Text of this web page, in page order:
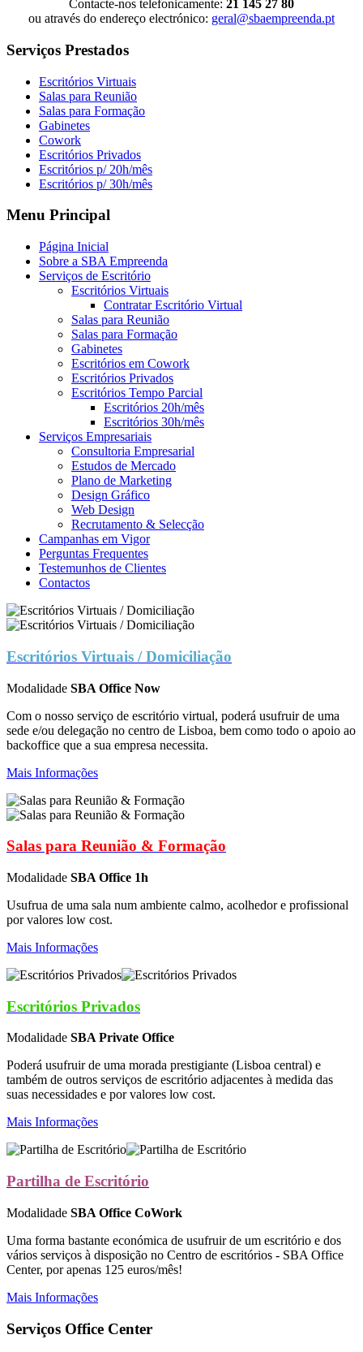
Contacte-nos telefonicamente: 21 145 27 80
ou através do endereço electrónico: geral@sbaempreenda.pt
Serviços Prestados
Escritórios Virtuais
Salas para Reunião
Salas para Formação
Gabinetes
Cowork
Escritórios Privados
Escritórios p/ 20h/mês
Escritórios p/ 30h/mês
Menu Principal
Página Inicial
Sobre a SBA Empreenda
Serviços de Escritório
Escritórios Virtuais
Contratar Escritório Virtual
Salas para Reunião
Salas para Formação
Gabinetes
Escritórios em Cowork
Escritórios Privados
Escritórios Tempo Parcial
Escritórios 20h/mês
Escritórios 30h/mês
Serviços Empresariais
Consultoria Empresarial
Estudos de Mercado
Plano de Marketing
Design Gráfico
Web Design
Recrutamento & Selecção
Campanhas em Vigor
Perguntas Frequentes
Testemunhos de Clientes
Contactos
Escritórios Virtuais / Domiciliação
Modalidade SBA Office Now
Com o nosso serviço de escritório virtual, poderá usufruir de uma
sede e/ou delegação no centro de Lisboa, bem como todo o apoio ao
backoffice que a sua empresa necessita.
Mais Informações
Salas para Reunião & Formação
Modalidade SBA Office 1h
Usufrua de uma sala num ambiente calmo, acolhedor e profissional
por valores low cost.
Mais Informações
Escritórios Privados
Modalidade SBA Private Office
Poderá usufruir de uma morada prestigiante (Lisboa central) e
também de outros serviços de escritório adjacentes à medida das
suas necessidades e por valores low cost.
Mais Informações
Partilha de Escritório
Modalidade SBA Office CoWork
Uma forma bastante económica de usufruir de um escritório e dos
vários serviços à disposição no Centro de escritórios - SBA Office
Center, por apenas 125 euros/mês!
Mais Informações
Serviços Office Center